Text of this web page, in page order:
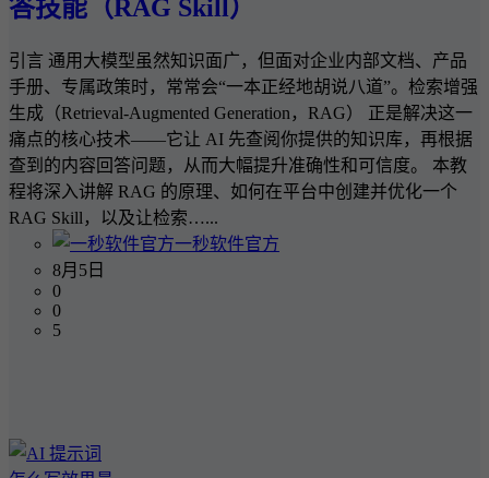
答技能（RAG Skill）
引言 通用大模型虽然知识面广，但面对企业内部文档、产品
手册、专属政策时，常常会“一本正经地胡说八道”。检索增强
生成（Retrieval-Augmented Generation，RAG） 正是解决这一
痛点的核心技术——它让 AI 先查阅你提供的知识库，再根据
查到的内容回答问题，从而大幅提升准确性和可信度。 本教
程将深入讲解 RAG 的原理、如何在平台中创建并优化一个
RAG Skill，以及让检索…...
一秒软件官方
8月5日
0
0
5